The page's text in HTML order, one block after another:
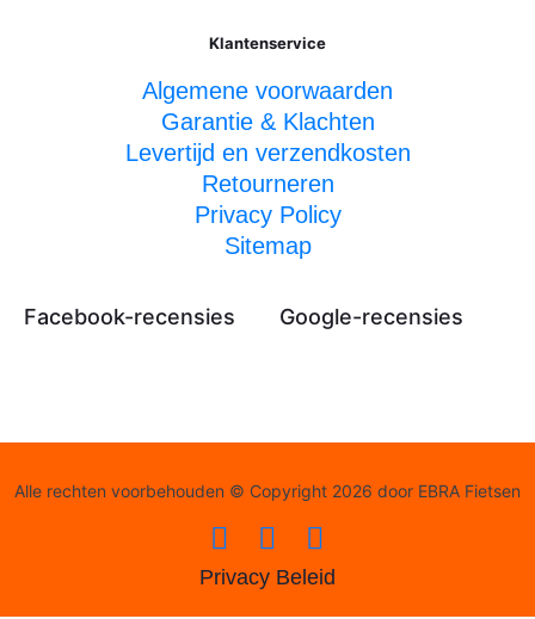
Klantenservice
Algemene voorwaarden
Garantie & Klachten
Levertijd en verzendkosten
Retourneren
Privacy Policy
Sitemap
Facebook-recensies Google-recensies
Alle rechten voorbehouden © Copyright 2026 door EBRA Fietsen
Privacy Beleid